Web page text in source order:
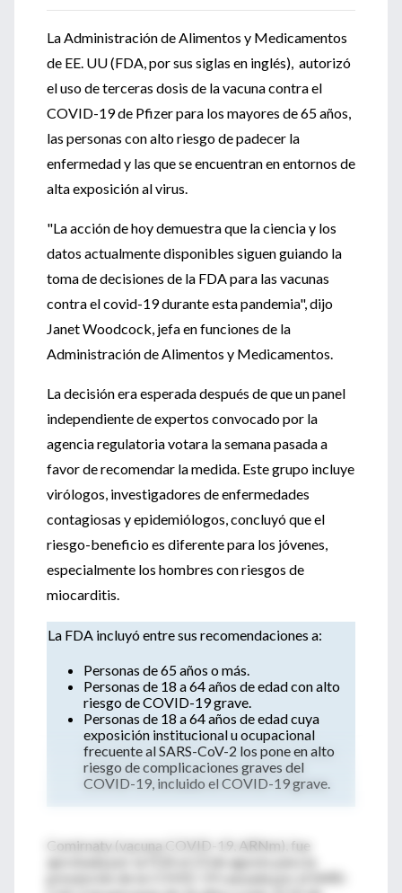
La Administración de Alimentos y Medicamentos
de EE. UU (FDA, por sus siglas en inglés), autorizó
el uso de terceras dosis de la vacuna contra el
COVID-19 de Pfizer para los mayores de 65 años,
las personas con alto riesgo de padecer la
enfermedad y las que se encuentran en entornos de
alta exposición al virus.
"La acción de hoy demuestra que la ciencia y los
datos actualmente disponibles siguen guiando la
toma de decisiones de la FDA para las vacunas
contra el covid-19 durante esta pandemia", dijo
Janet Woodcock, jefa en funciones de la
Administración de Alimentos y Medicamentos.
La decisión era esperada después de que un panel
independiente de expertos convocado por la
agencia regulatoria votara la semana pasada a
favor de recomendar la medida. Este grupo incluye
virólogos, investigadores de enfermedades
contagiosas y epidemiólogos, concluyó que el
riesgo-beneficio es diferente para los jóvenes,
especialmente los hombres con riesgos de
miocarditis.
La FDA incluyó entre sus recomendaciones a:
Personas de 65 años o más.
Personas de 18 a 64 años de edad con alto
riesgo de COVID-19 grave.
Personas de 18 a 64 años de edad cuya
exposición institucional u ocupacional
frecuente al SARS-CoV-2 los pone en alto
riesgo de complicaciones graves del
COVID-19, incluido el COVID-19 grave.
Comirnaty (vacuna COVID-19, ARNm), fue
aprobada por la FDA el 23 de agosto para la
prevención de la COVID-19 causada por el SARS-